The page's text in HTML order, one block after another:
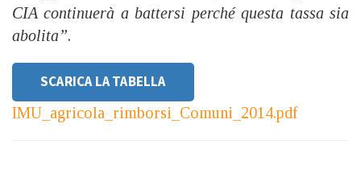
CIA continuerà a battersi perché questa tassa sia
abolita”.
SCARICA LA TABELLA
IMU_agricola_rimborsi_Comuni_2014.pdf